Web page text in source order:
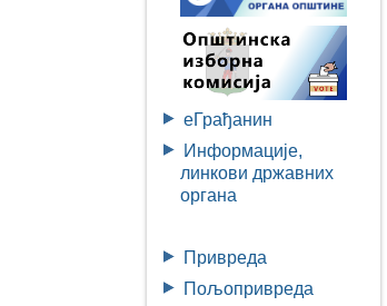
eГрађанин
Информације,
линкови државних
органа
Привреда
Пољопривреда